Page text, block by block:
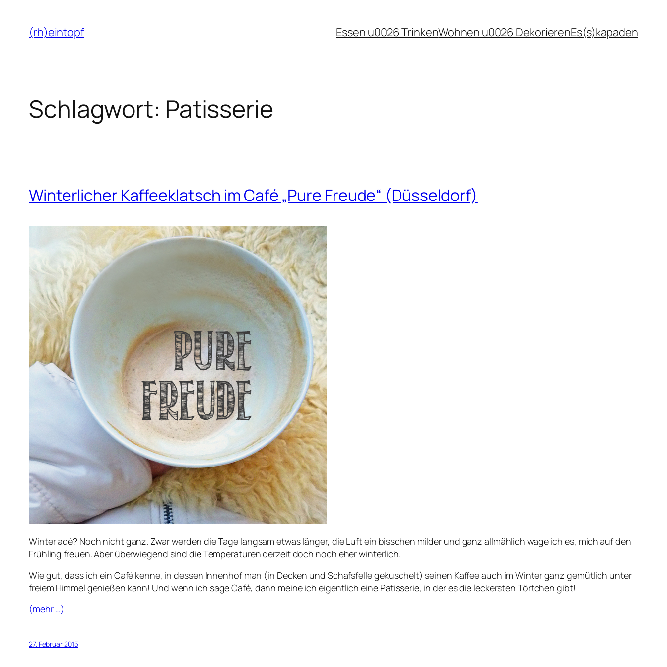
Inhalt
springen
(rh)eintopf Essen u0026 TrinkenWohnen u0026 DekorierenEs(s)kapaden
Schlagwort: Patisserie
Winterlicher Kaffeeklatsch im Café „Pure Freude“ (Düsseldorf)
Winter adé? Noch nicht ganz. Zwar werden die Tage langsam etwas länger, die Luft ein bisschen milder und ganz allmählich wage ich es, mich auf den
Frühling freuen. Aber überwiegend sind die Temperaturen derzeit doch noch eher winterlich.
Wie gut, dass ich ein Café kenne, in dessen Innenhof man (in Decken und Schafsfelle gekuschelt) seinen Kaffee auch im Winter ganz gemütlich unter
freiem Himmel genießen kann! Und wenn ich sage Café, dann meine ich eigentlich eine Patisserie, in der es die leckersten Törtchen gibt!
(mehr …)
27. Februar 2015